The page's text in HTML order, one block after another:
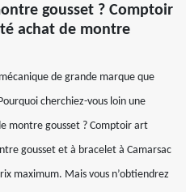
gousset ? Comptoir
achat de montre
de grande marque que
cherchiez-vous loin une
montre gousset ? Comptoir art
gousset et à bracelet à Camarsac
maximum. Mais vous n’obtiendrez